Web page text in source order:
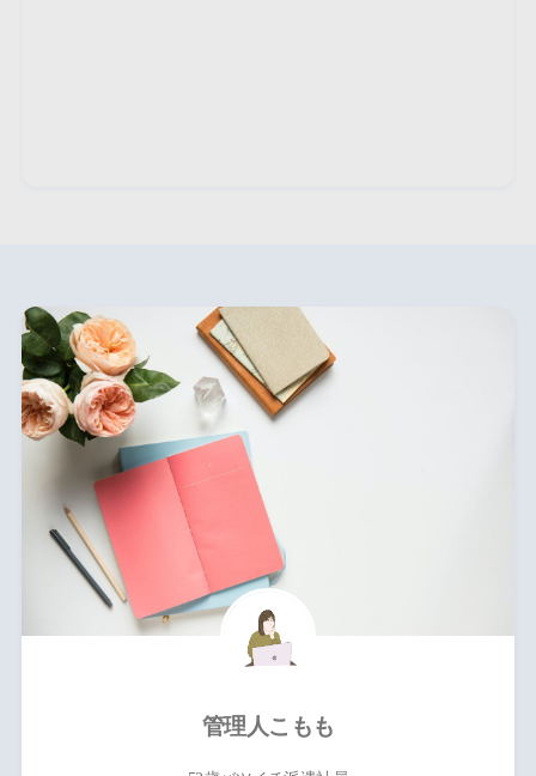
管理人こもも